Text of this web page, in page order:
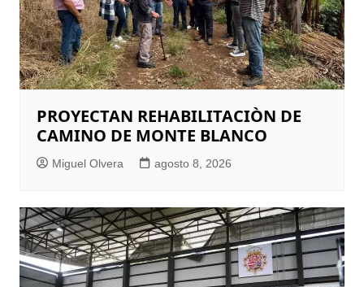
PROYECTAN REHABILITACIÒN DE
CAMINO DE MONTE BLANCO
Miguel Olvera agosto 8, 2026